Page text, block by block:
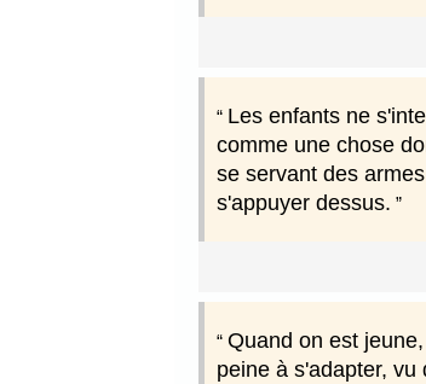
Les enfants ne
comme une chose
se servant des
s'appuyer dessus.
Quand on est
peine à s'adapter,